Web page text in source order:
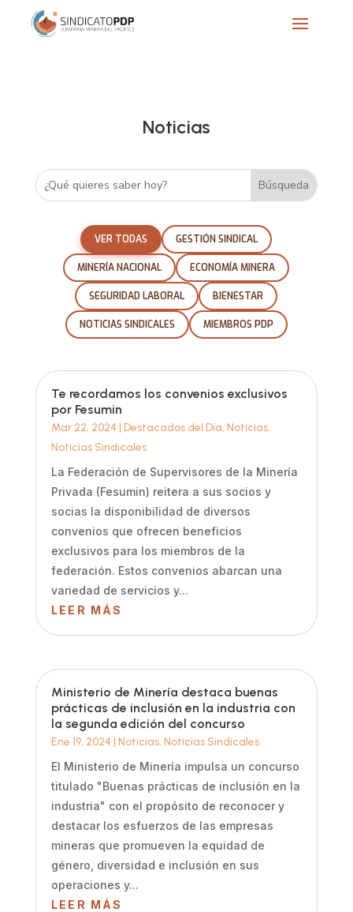
Noticias
VER TODAS GESTIÓN SINDICAL
MINERÍA NACIONAL ECONOMÍA MINERA
SEGURIDAD LABORAL BIENESTAR
NOTICIAS SINDICALES MIEMBROS PDP
Te recordamos los convenios exclusivos
por Fesumin
Mar 22, 2024 | Destacados del Día, Noticias,
Noticias Sindicales
La Federación de Supervisores de la Minería
Privada (Fesumin) reitera a sus socios y
socias la disponibilidad de diversos
convenios que ofrecen beneficios
exclusivos para los miembros de la
federación. Estos convenios abarcan una
variedad de servicios y...
LEER MÁS
Ministerio de Minería destaca buenas
prácticas de inclusión en la industria con
la segunda edición del concurso
Ene 19, 2024 | Noticias, Noticias Sindicales
El Ministerio de Minería impulsa un concurso
titulado "Buenas prácticas de inclusión en la
industria" con el propósito de reconocer y
destacar los esfuerzos de las empresas
mineras que promueven la equidad de
género, diversidad e inclusión en sus
operaciones y...
LEER MÁS